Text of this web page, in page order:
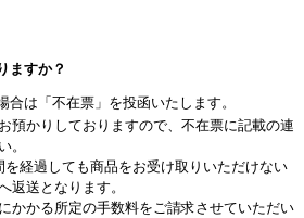
ますか？
合は「不在票」を投函いたします。
預かりしておりますので、不在票に記載の連
。
を経過しても商品をお受け取りいただけない
返送となります。
かかる所定の手数料をご請求させていただい